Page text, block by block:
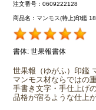
注文番号：0609222128
商品名：マンモス(特上)印鑑
書体: 世果報書体
世果報（ゆがふ）印鑑
マンモス材ならではの
手書き文字・手仕上げ
品格が宿るような仕上